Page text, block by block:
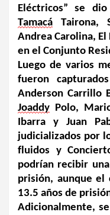
Tamacá Tairona,
Andrea Carolina,
en el Conjunto
Luego de varios
fueron
Joaddy Polo,
Ibarra y Juan
judicializados por
fluidos y
podrían recibir
prisión, aunque el
13.5 años de
Adicionalmente,